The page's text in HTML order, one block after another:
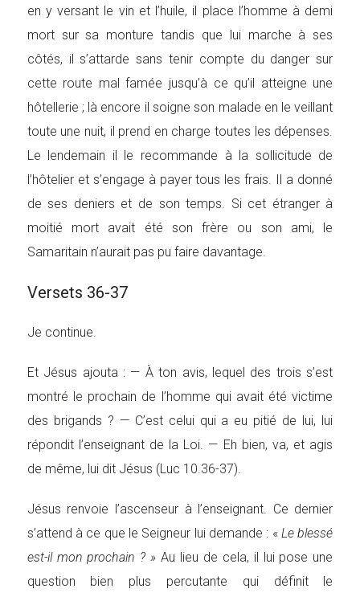
en y versant le vin et l’huile, il place l’homme à demi
mort sur sa monture tandis que lui marche à ses
côtés, il s’attarde sans tenir compte du danger sur
cette route mal famée jusqu’à ce qu’il atteigne une
hôtellerie ; là encore il soigne son malade en le veillant
toute une nuit, il prend en charge toutes les dépenses.
Le lendemain il le recommande à la sollicitude de
l’hôtelier et s’engage à payer tous les frais. Il a donné
de ses deniers et de son temps. Si cet étranger à
moitié mort avait été son frère ou son ami, le
Samaritain n’aurait pas pu faire davantage.
Versets 36-37
Je continue.
Et Jésus ajouta : — À ton avis, lequel des trois s’est
montré le prochain de l’homme qui avait été victime
des brigands ? — C’est celui qui a eu pitié de lui, lui
répondit l’enseignant de la Loi. — Eh bien, va, et agis
de même, lui dit Jésus (Luc 10.36-37).
Jésus renvoie l’ascenseur à l’enseignant. Ce dernier
s’attend à ce que le Seigneur lui demande : « Le blessé
est-il mon prochain ? »Au lieu de cela, il lui pose une
question bien plus percutante qui définit le